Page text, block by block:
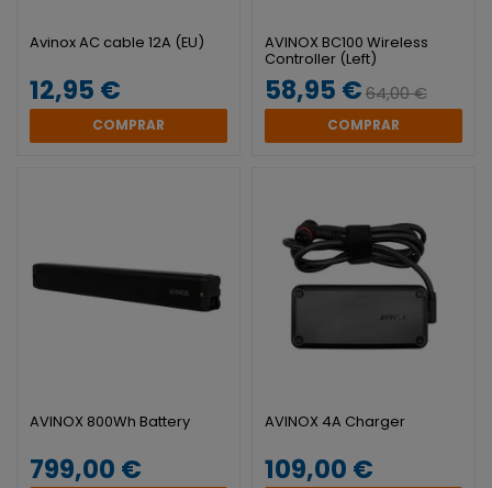
Avinox AC cable 12A (EU)
12,95 €
COMPRAR
AVINOX BC100 Wireless
Controller (Left)
58,95 €64,00 €
COMPRAR
AVINOX 800Wh Battery
799,00 €
AVINOX 4A Charger
109,00 €